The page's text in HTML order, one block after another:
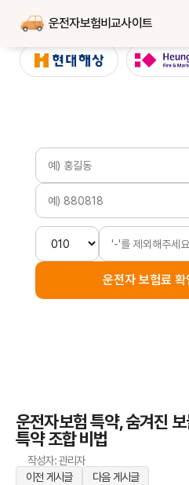
운전자보험비교사이트
운전자 보험료 확
운전자보험 특약, 숨겨진
특약 조합 비법
작성자: 관리자
이전 게시글
다음 게시글